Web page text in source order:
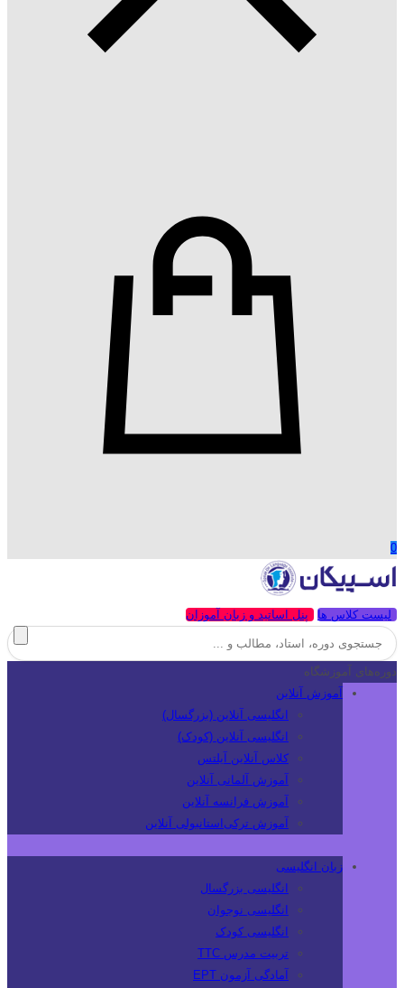
0
لیست کلاس ها پنل اساتید و زبان آموزان
دوره‌های آموزشگاه
آموزش آنلاین
انگلیسی آنلاین (بزرگسال)
انگلیسی آنلاین (کودک)
کلاس آنلاین آیلتس
آموزش آلمانی آنلاین
آموزش فرانسه آنلاین
آموزش ترکی‌استانبولی آنلاین
زبان انگلیسی
انگلیسی بزرگسال
انگلیسی نوجوان
انگلیسی کودک
تربیت مدرس TTC
آمادگی آزمون EPT